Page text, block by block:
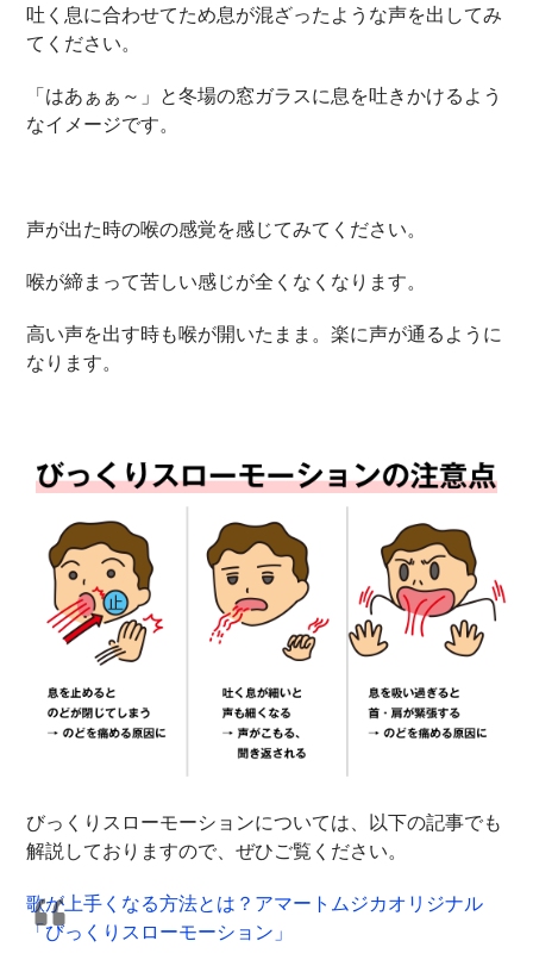
吐く息に合わせてため息が混ざったような声を出してみ
てください。
「はあぁぁ～」と冬場の窓ガラスに息を吐きかけるよう
なイメージです。
声が出た時の喉の感覚を感じてみてください。
喉が締まって苦しい感じが全くなくなります。
高い声を出す時も喉が開いたまま。楽に声が通るように
なります。
びっくりスローモーションについては、以下の記事でも
解説しておりますので、ぜひご覧ください。
歌が上手くなる方法とは？アマートムジカオリジナル
「びっくりスローモーション」